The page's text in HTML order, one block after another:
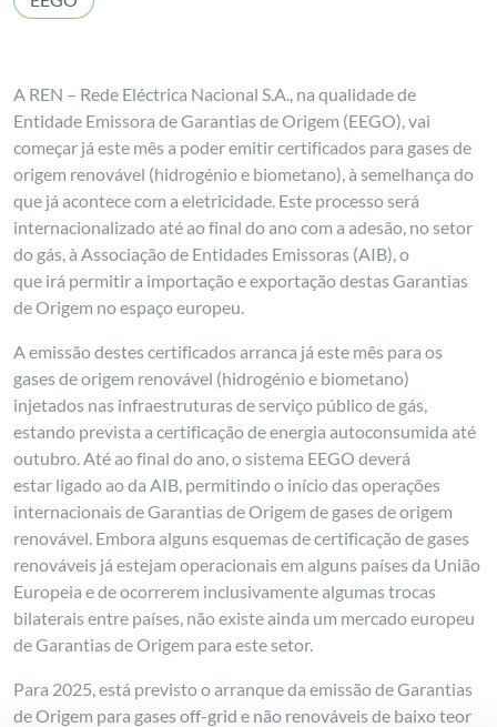
A REN – Rede Eléctrica Nacional S.A., na qualidade de
Entidade Emissora de Garantias de Origem (EEGO), vai
começar já este mês a poder emitir certificados para gases de
origem renovável (hidrogénio e biometano), à semelhança do
que já acontece com a eletricidade. Este processo será
internacionalizado até ao final do ano com a adesão, no setor
do gás, à Associação de Entidades Emissoras (AIB), o
que irá permitir a importação e exportação destas Garantias
de Origem no espaço europeu.
A emissão destes certificados arranca já este mês para os
gases de origem renovável (hidrogénio e biometano)
injetados nas infraestruturas de serviço público de gás,
estando prevista a certificação de energia autoconsumida até
outubro. Até ao final do ano, o sistema EEGO deverá
estar ligado ao da AIB, permitindo o início das operações
internacionais de Garantias de Origem de gases de origem
renovável. Embora alguns esquemas de certificação de gases
renováveis já estejam operacionais em alguns países da União
Europeia e de ocorrerem inclusivamente algumas trocas
bilaterais entre países, não existe ainda um mercado europeu
de Garantias de Origem para este setor.
Para 2025, está previsto o arranque da emissão de Garantias
de Origem para gases off-grid e não renováveis de baixo teor